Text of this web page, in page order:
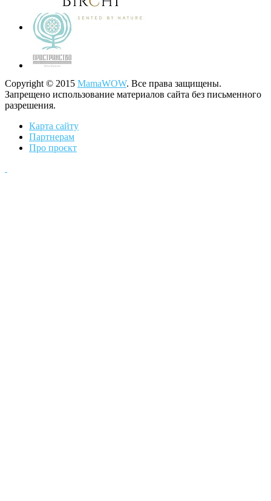
Copyright © 2015 MamaWOW. Все права защищены.
Запрещено использование материалов сайта без письменного
разрешения.
Карта сайту
Партнерам
Про проєкт